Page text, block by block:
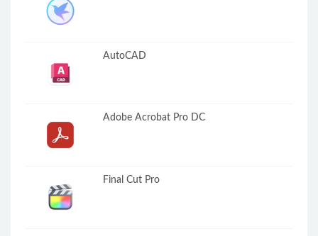
AutoCAD
Adobe Acrobat Pro DC
Final Cut Pro